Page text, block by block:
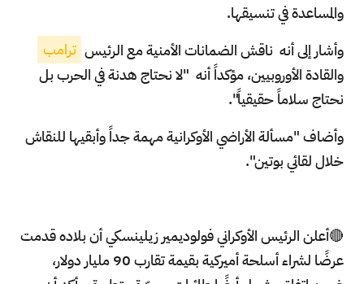
والمساعدة في تنسيقها.
وأشار إلى أنه ناقش الضمانات الأمنية مع الرئيس ترامب
والقادة الأوروبيين، مؤكداً أنه "لا نحتاج هدنة في الحرب بل
نحتاج سلاماً حقيقياً".
وأضاف "مسألة الأراضي الأوكرانية مهمة جداً وأبقيها للنقاش
خلال لقائي بوتين".
🔴أعلن الرئيس الأوكراني فولوديمير زيلينسكي أن بلاده قدمت
عرضًا لشراء أسلحة أميركية بقيمة تقارب 90 مليار دولار،